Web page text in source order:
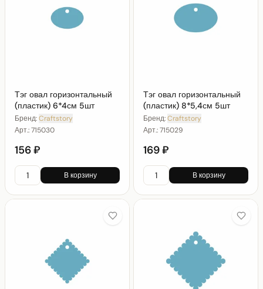
Тэг овал горизонтальный
(пластик) 6*4см 5шт
Бренд:Craftstory
Арт.:715030
156 ₽
В корзину
Тэг овал горизонтальный
(пластик) 8*5,4см 5шт
Бренд:Craftstory
Арт.:715029
169 ₽
В корзину